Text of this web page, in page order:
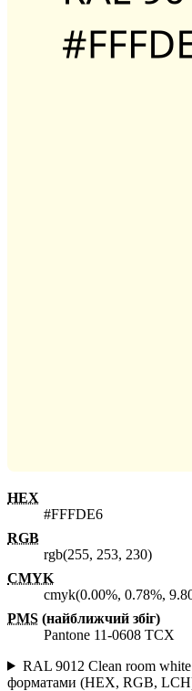
HEX
#FFFDE6
RGB
rgb(255, 253, 230)
CMYK
cmyk(0.00%, 0.78%,
PMS (найближчий збіг)
Pantone 11-0608 TCX
RAL 9012 Clean room
форматами (HEX, RGB,